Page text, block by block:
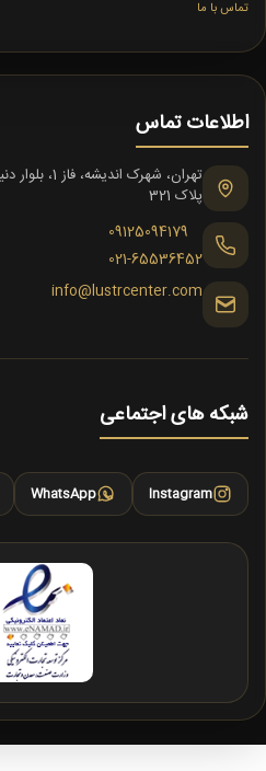
تماس با ما
اطلاعات تماس
تهران، شهرک
پلاک 321
09125094179
021-65536452
info@lustrcenter.com
شبکه های اجتماعی
Instagram
WhatsApp